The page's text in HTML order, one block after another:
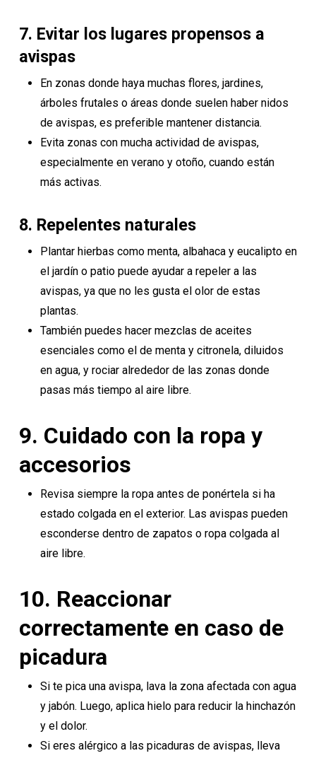
7. Evitar los lugares propensos a
avispas
En zonas donde haya muchas flores, jardines,
árboles frutales o áreas donde suelen haber nidos
de avispas, es preferible mantener distancia.
Evita zonas con mucha actividad de avispas,
especialmente en verano y otoño, cuando están
más activas.
8. Repelentes naturales
Plantar hierbas como menta, albahaca y eucalipto en
el jardín o patio puede ayudar a repeler a las
avispas, ya que no les gusta el olor de estas
plantas.
También puedes hacer mezclas de aceites
esenciales como el de menta y citronela, diluidos
en agua, y rociar alrededor de las zonas donde
pasas más tiempo al aire libre.
9. Cuidado con la ropa y
accesorios
Revisa siempre la ropa antes de ponértela si ha
estado colgada en el exterior. Las avispas pueden
esconderse dentro de zapatos o ropa colgada al
aire libre.
10. Reaccionar
correctamente en caso de
picadura
Si te pica una avispa, lava la zona afectada con agua
y jabón. Luego, aplica hielo para reducir la hinchazón
y el dolor.
Si eres alérgico a las picaduras de avispas, lleva